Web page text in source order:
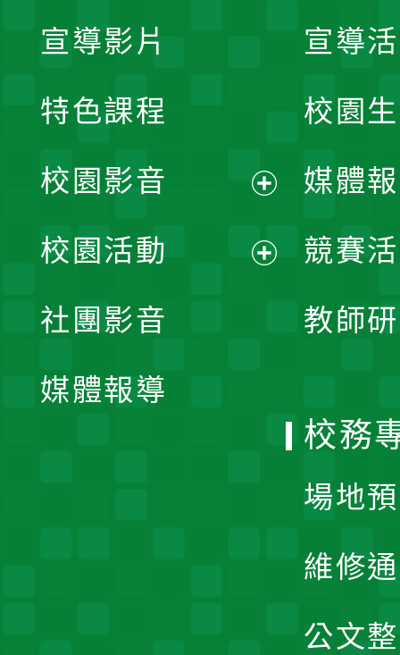
宣導
校園
媒體
競賽
教師
宣導影片
特色課程
校園影音
開
校園活動
社團影音
媒體報導
校務
場地
維修
公文